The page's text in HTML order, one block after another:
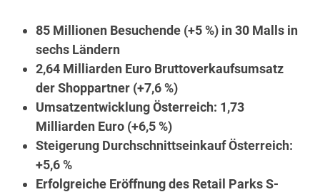
85 Millionen Besuchende (+5 %) in 30 Malls in
sechs Ländern
2,64 Milliarden Euro Bruttoverkaufsumsatz
der Shoppartner (+7,6 %)
Umsatzentwicklung Österreich: 1,73
Milliarden Euro (+6,5 %)
Steigerung Durchschnittseinkauf Österreich:
+5,6 %
Erfolgreiche Eröffnung des Retail Parks S-